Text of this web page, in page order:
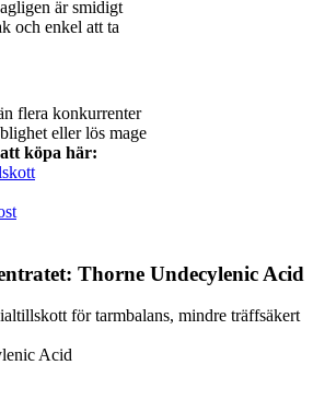
är smidigt
och enkel att ta
flera konkurrenter
eller lös mage
köpa här:
Thorne Undecylenic Acid
för tarmbalans, mindre träffsäkert